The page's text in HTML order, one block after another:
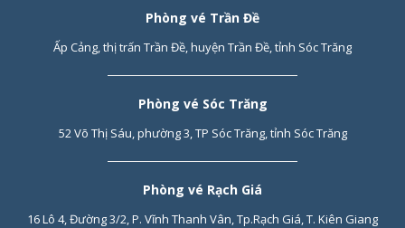
Phòng vé Trần Đề
Ấp Cảng, thị trấn Trần Đề, huyện Trần Đề, tỉnh Sóc Trăng
Phòng vé Sóc Trăng
52 Võ Thị Sáu, phường 3, TP Sóc Trăng, tỉnh Sóc Trăng
Phòng vé Rạch Giá
16 Lô 4, Đường 3/2, P. Vĩnh Thanh Vân, Tp.Rạch Giá, T. Kiên Giang